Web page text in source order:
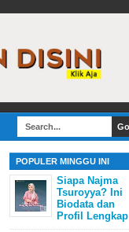
POPULER MINGGU INI
Siapa Najma
Tsuroyya? Ini
Biodata dan
Profil Lengkap